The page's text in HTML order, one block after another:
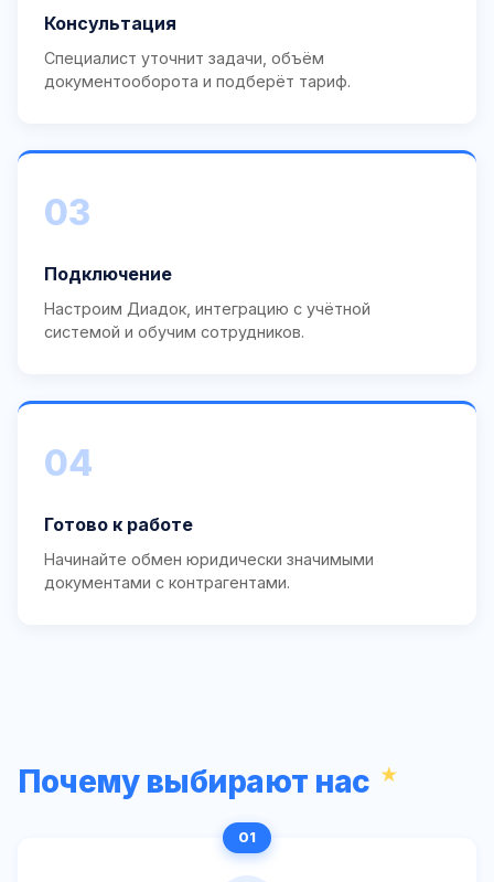
Консультация
Специалист уточнит задачи, объём
документооборота и подберёт тариф.
03
Подключение
Настроим Диадок, интеграцию с учётной
системой и обучим сотрудников.
04
Готово к работе
Начинайте обмен юридически значимыми
документами с контрагентами.
Почему выбирают нас